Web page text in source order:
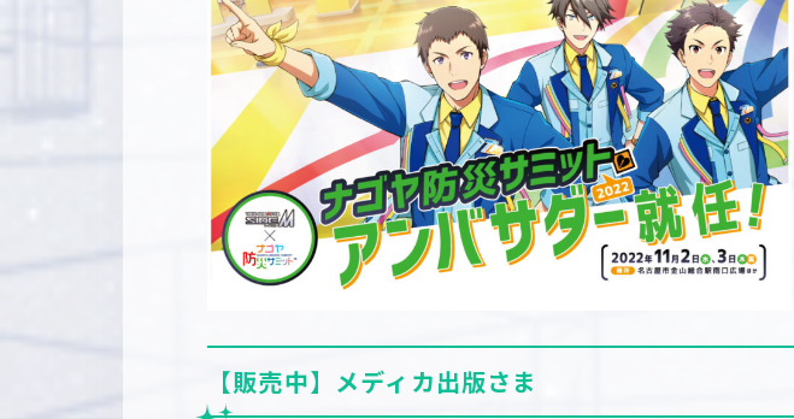
【販売中】メディカ出版さま